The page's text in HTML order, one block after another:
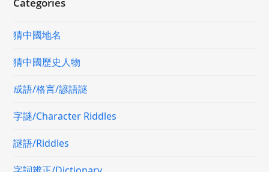
猜中國地名
猜中國歷史人物
成語/格言/諺語謎
字謎/Character Riddles
謎語/Riddles